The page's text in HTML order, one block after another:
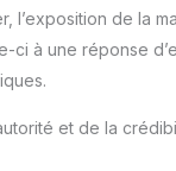
l’exposition de la
ci à une réponse
et de la